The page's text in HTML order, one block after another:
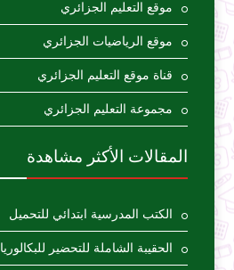
موقع التعليم الجزائري
موقع الرياضيات الجزائري
قناة موقع التعليم الجزائري
مجموعة التعليم الجزائري
المقالات الأكثر مشاهدة
الكتب المدرسية ابتدائي للتحميل
الحقيبة الشاملة للتحضير للبكالوريا